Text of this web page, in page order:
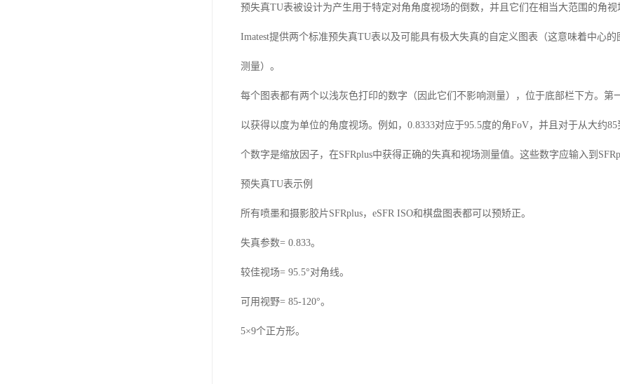
预失真TU表被设计为产生用于特定对角角度视场的倒数，并且它们在相当大范围的角视
Imatest提供两个标准预失真TU表以及可能具有极大失真的自定义图表（这意味着中心
测量）。
每个图表都有两个以浅灰色打印的数字（因此它们不影响测量），位于底部栏下方。
以获得以度为单位的角度视场。例如， 0.8333对应于95.5度的角FoV，并且对于从大约85
个数字是缩放因子，在SFRplus中获得正确的失真和视场测量值。这些数字应输入到
预失真TU表示例
所有喷墨和摄影胶片SFRplus， eSFR ISO和棋盘图表都可以预矫正。
失真参数= 0.833。
较佳视场= 95.5°对角线。
可用视野= 85-120°。
5×9个正方形。